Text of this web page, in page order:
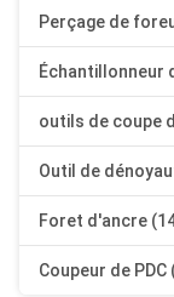
Perçage de
Échantillonneur
outils de coupe
Outil de
Foret d'ancre
Coupeur de PDC